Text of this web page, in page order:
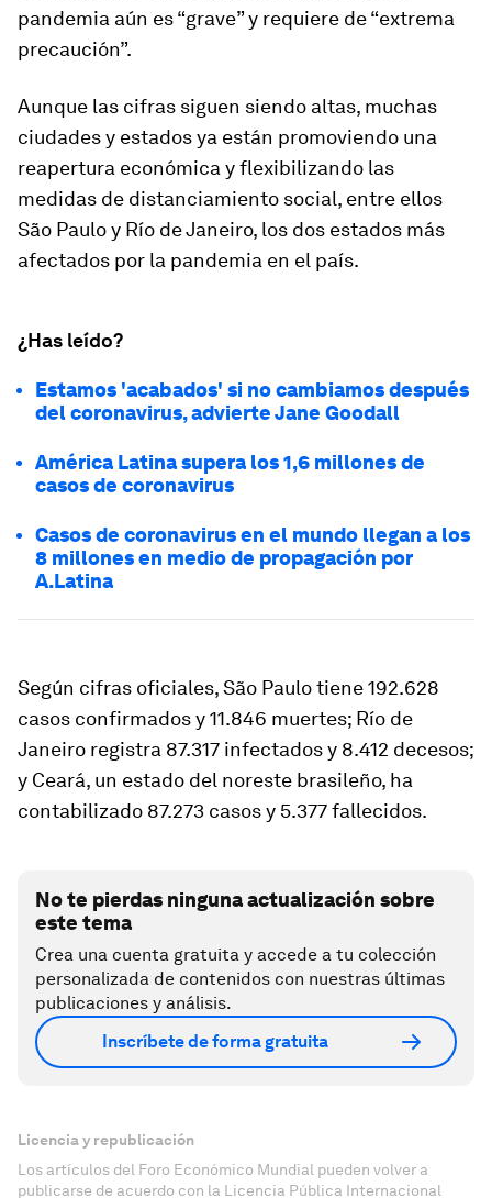
pandemia aún es “grave” y requiere de “extrema
precaución”.
Aunque las cifras siguen siendo altas, muchas
ciudades y estados ya están promoviendo una
reapertura económica y flexibilizando las
medidas de distanciamiento social, entre ellos
São Paulo y Río de Janeiro, los dos estados más
afectados por la pandemia en el país.
¿Has leído?
Estamos 'acabados' si no cambiamos después
del coronavirus, advierte Jane Goodall
América Latina supera los 1,6 millones de
casos de coronavirus
Casos de coronavirus en el mundo llegan a los
8 millones en medio de propagación por
A.Latina
Según cifras oficiales, São Paulo tiene 192.628
casos confirmados y 11.846 muertes; Río de
Janeiro registra 87.317 infectados y 8.412 decesos;
y Ceará, un estado del noreste brasileño, ha
contabilizado 87.273 casos y 5.377 fallecidos.
No te pierdas ninguna actualización sobre
este tema
Crea una cuenta gratuita y accede a tu colección
personalizada de contenidos con nuestras últimas
publicaciones y análisis.
Inscríbete de forma gratuita
Licencia y republicación
Los artículos del Foro Económico Mundial pueden volver a
publicarse de acuerdo con la Licencia Pública Internacional